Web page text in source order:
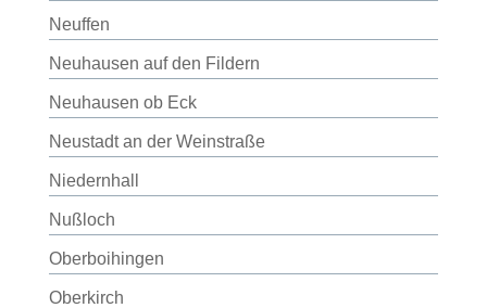
Neuffen
Neuhausen auf den Fildern
Neuhausen ob Eck
Neustadt an der Weinstraße
Niedernhall
Nußloch
Oberboihingen
Oberkirch